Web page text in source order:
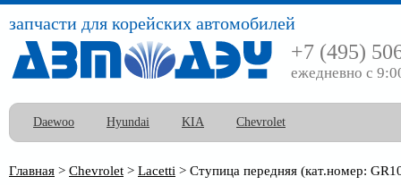
запчасти для корейских автомобилей
+7 (495)
ежедневно с
Daewoo Hyundai KIA Chevrolet
Главная > Chevrolet > Lacetti > Ступица передняя (кат.номер: